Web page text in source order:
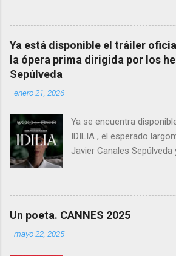
otras películas, es que
inalcanzables para el
durante los próximos
perfecto, fluido, bello,
vuelve a demostrar que,
Ya está disponible el tráiler
la ópera prima dirigida por los
Sepúlveda
-enero 21, 2026
Ya se encuentra
IDILIA , el esperado
Javier Canales Sepúlveda
próximo 27 de febrero .
recorrido por festivales
Un poeta. CANNES 2025
-mayo 22, 2025